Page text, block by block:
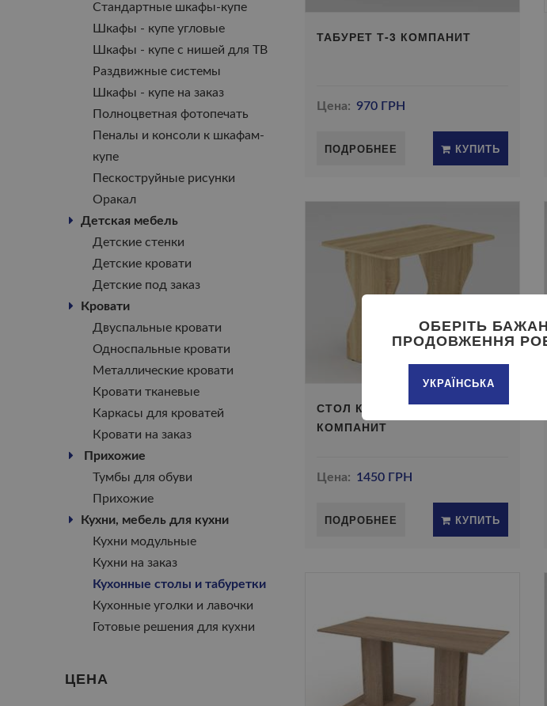
Стандартные шкафы-купе
Шкафы - купе угловые
Шкафы - купе с нишей для ТВ
Раздвижные системы
Шкафы - купе на заказ
Полноцветная фотопечать
Пеналы и консоли к шкафам-
купе
Пескоструйные рисунки
Оракал
Детская мебель
Детские стенки
Детские кровати
Детские под заказ
Кровати
Двуспальные кровати
Односпальные кровати
Металлические кровати
Кровати тканевые
Каркасы для кроватей
Кровати на заказ
Прихожие
Тумбы для обуви
Прихожие
Кухни, мебель для кухни
Кухни модульные
Кухни на заказ
Кухонные столы и табуретки
Кухонные уголки и лавочки
Готовые решения для кухни
ЦЕНА
ТАБУРЕТ Т-3 КОМПАНИТ
Цена: 970 ГРН
ПОДРОБНЕЕ КУПИТЬ
СТОЛ КУХОННЫЙ КС-1
КОМПАНИТ
Цена: 1450 ГРН
ПОДРОБНЕЕ КУПИТЬ
ОБЕРІТЬ
ПРОДОВЖЕННЯ
УКРАЇНСЬКА